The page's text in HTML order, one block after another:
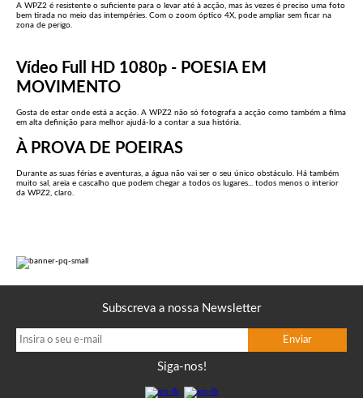
A WPZ2 é resistente o suficiente para o levar até à acção, mas às vezes é preciso uma foto
bem tirada no meio das intempéries. Com o zoom óptico 4X, pode ampliar sem ficar na
zona de perigo.
Vídeo Full HD 1080p - POESIA EM
MOVIMENTO
Gosta de estar onde está a acção. A WPZ2 não só fotografa a acção como também a filma
em alta definição para melhor ajudá-lo a contar a sua história.
À PROVA DE POEIRAS
Durante as suas férias e aventuras, a água não vai ser o seu único obstáculo. Há também
muito sal, areia e cascalho que podem chegar a todos os lugares... todos menos o interior
da WPZ2, claro.
Subscreva a nossa Newsletter
Siga-nos!